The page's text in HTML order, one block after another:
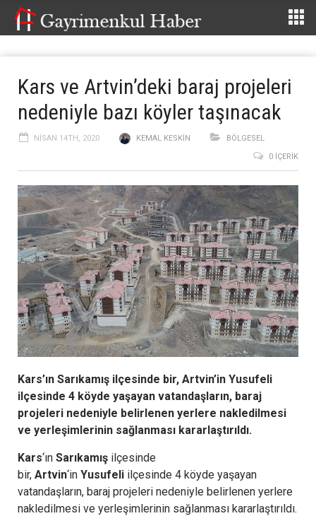
Kars ve Artvin’deki baraj projeleri
nedeniyle bazı köyler taşınacak
NISAN 14TH, 2020 KEMAL KESKIN
BÖLGESEL
0 İÇERIK
Kars’ın Sarıkamış ilçesinde bir, Artvin’in Yusufeli
ilçesinde 4 köyde yaşayan vatandaşların, baraj
projeleri nedeniyle belirlenen yerlere nakledilmesi
ve yerleşimlerinin sağlanması kararlaştırıldı.
Kars‘ın Sarıkamış ilçesinde
bir, Artvin‘in Yusufeli ilçesinde 4 köyde yaşayan
vatandaşların, baraj projeleri nedeniyle belirlenen yerlere
nakledilmesi ve yerleşimlerinin sağlanması kararlaştırıldı.